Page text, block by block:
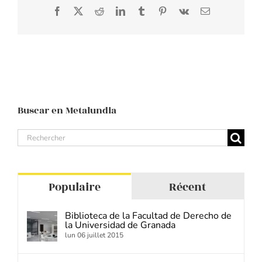
Facebook
X RedditLinkedInTumblrPinterest
Vk
E-
Buscar en Metalundia
Search
for:
Populaire Récent
Biblioteca de la Facultad de Derecho de
la Universidad de Granada
lun 06 juillet 2015